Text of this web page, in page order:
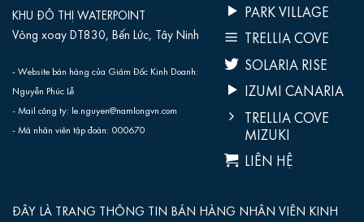
KHU ĐÔ THỊ WATERPOINT
Vòng xoay DT830, Bến Lức, Tây Ninh
- Website bán hàng của Giám Đốc Kinh Doanh:
Nguyễn Phúc Lễ
- Mail công ty: le.nguyen@namlongvn.com
- Mã nhân viên tập đoàn: 000670
PARK VILLAGE
TRELLIA COVE
SOLARIA RISE
IZUMI CANARIA
TRELLIA COVE
MIZUKI
LIÊN HỆ
ĐÂY LÀ TRANG THÔNG TIN BÁN HÀNG NHÂN VIÊN KINH